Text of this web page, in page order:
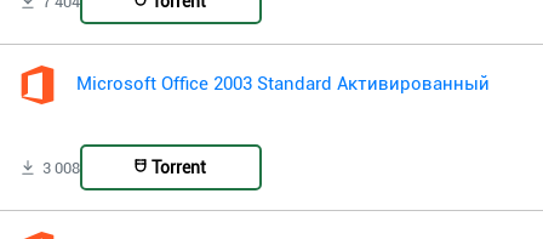
Microsoft Office 2003 Standard Активированный
3 008 Torrent